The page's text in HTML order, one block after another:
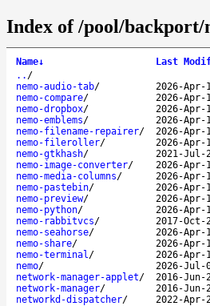
Index of /pool/backport/
Name↓ Last
.. /
nemo-audio-tab/ 2026-Apr-
nemo-compare/ 2026-Apr-
nemo-dropbox/ 2026-Apr-
nemo-emblems/ 2026-Apr-
nemo-filename-repairer/ 2026-Apr-
nemo-fileroller/ 2026-Apr-
nemo-gtkhash/ 2021-Jul-
nemo-image-converter/ 2026-Apr-
nemo-media-columns/ 2026-Apr-
nemo-pastebin/ 2026-Apr-
nemo-preview/ 2026-Apr-
nemo-python/ 2026-Apr-
nemo-rabbitvcs/ 2017-Oct-
nemo-seahorse/ 2026-Apr-
nemo-share/ 2026-Apr-
nemo-terminal/ 2026-Apr-
nemo/ 2026-Jul-
network-manager-applet/ 2016-Jun-
network-manager/ 2016-Jun-
networkd-dispatcher/ 2022-Apr-